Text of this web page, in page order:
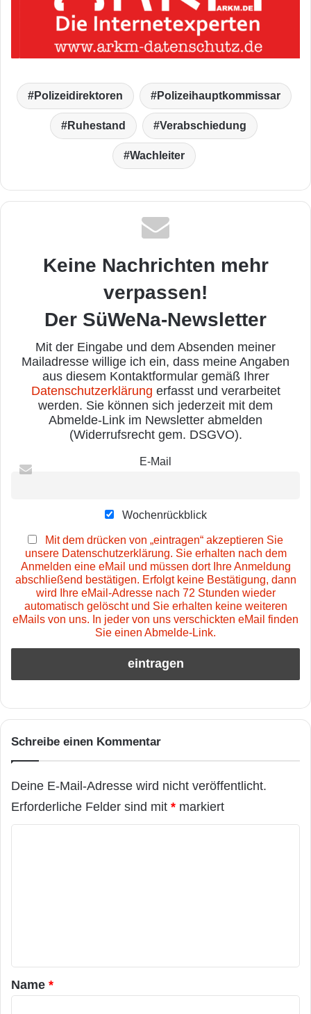
Polizeidirektoren Polizeihauptkommissar
Ruhestand Verabschiedung
Wachleiter
Keine Nachrichten mehr
verpassen!
Der SüWeNa-Newsletter
Mit der Eingabe und dem Absenden meiner
Mailadresse willige ich ein, dass meine Angaben
aus diesem Kontaktformular gemäß Ihrer
Datenschutzerklärung erfasst und verarbeitet
werden. Sie können sich jederzeit mit dem
Abmelde-Link im Newsletter abmelden
(Widerrufsrecht gem. DSGVO).
E-Mail
Wochenrückblick
Mit dem drücken von „eintragen“ akzeptieren Sie
unsere Datenschutzerklärung. Sie erhalten nach dem
Anmelden eine eMail und müssen dort Ihre Anmeldung
abschließend bestätigen. Erfolgt keine Bestätigung, dann
wird Ihre eMail-Adresse nach 72 Stunden wieder
automatisch gelöscht und Sie erhalten keine weiteren
eMails von uns. In jeder von uns verschickten eMail finden
Sie einen Abmelde-Link.
Schreibe einen Kommentar
Deine E-Mail-Adresse wird nicht veröffentlicht.
Erforderliche Felder sind mit * markiert
a
r
Name *